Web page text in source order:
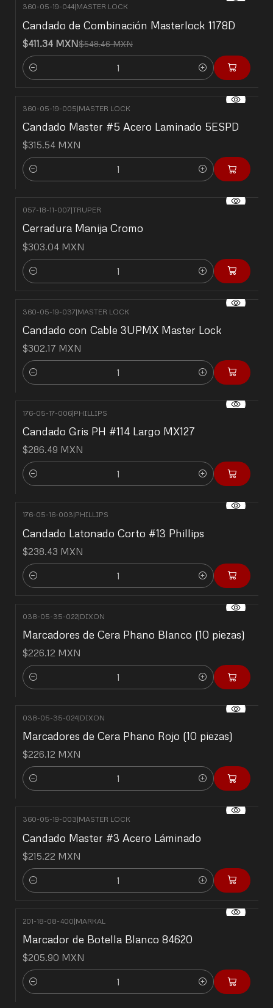
360-05-19-044|MASTER LOCK
Candado de Combinación Masterlock 1178D
$411.34 MXN$548.46 MXN
Cantidad
360-05-19-005|MASTER LOCK
Candado Master #5 Acero Laminado 5ESPD
$315.54 MXN
Cantidad
057-18-11-007|TRUPER
Cerradura Manija Cromo
$303.04 MXN
Cantidad
360-05-19-037|MASTER LOCK
Candado con Cable 3UPMX Master Lock
$302.17 MXN
Cantidad
176-05-17-006|PHILLIPS
Candado Gris PH #114 Largo MX127
$286.49 MXN
Cantidad
176-05-16-003|PHILLIPS
Candado Latonado Corto #13 Phillips
$238.43 MXN
Cantidad
038-05-35-022|DIXON
Marcadores de Cera Phano Blanco (10 piezas)
$226.12 MXN
Cantidad
038-05-35-024|DIXON
Marcadores de Cera Phano Rojo (10 piezas)
$226.12 MXN
Cantidad
360-05-19-003|MASTER LOCK
Candado Master #3 Acero Láminado
$215.22 MXN
Cantidad
201-18-08-400|MARKAL
Marcador de Botella Blanco 84620
$205.90 MXN
Cantidad